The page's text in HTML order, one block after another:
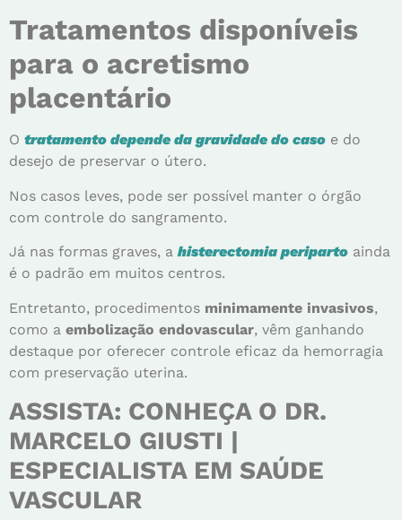
Tratamentos disponíveis
para o acretismo
placentário
O tratamento depende da gravidade do caso e do
desejo de preservar o útero.
Nos casos leves, pode ser possível manter o órgão
com controle do sangramento.
Já nas formas graves, ahisterectomia periparto ainda
é o padrão em muitos centros.
Entretanto, procedimentos minimamente invasivos,
como a embolização endovascular, vêm ganhando
destaque por oferecer controle eficaz da hemorragia
com preservação uterina.
ASSISTA: CONHEÇA O DR.
MARCELO GIUSTI |
ESPECIALISTA EM SAÚDE
VASCULAR